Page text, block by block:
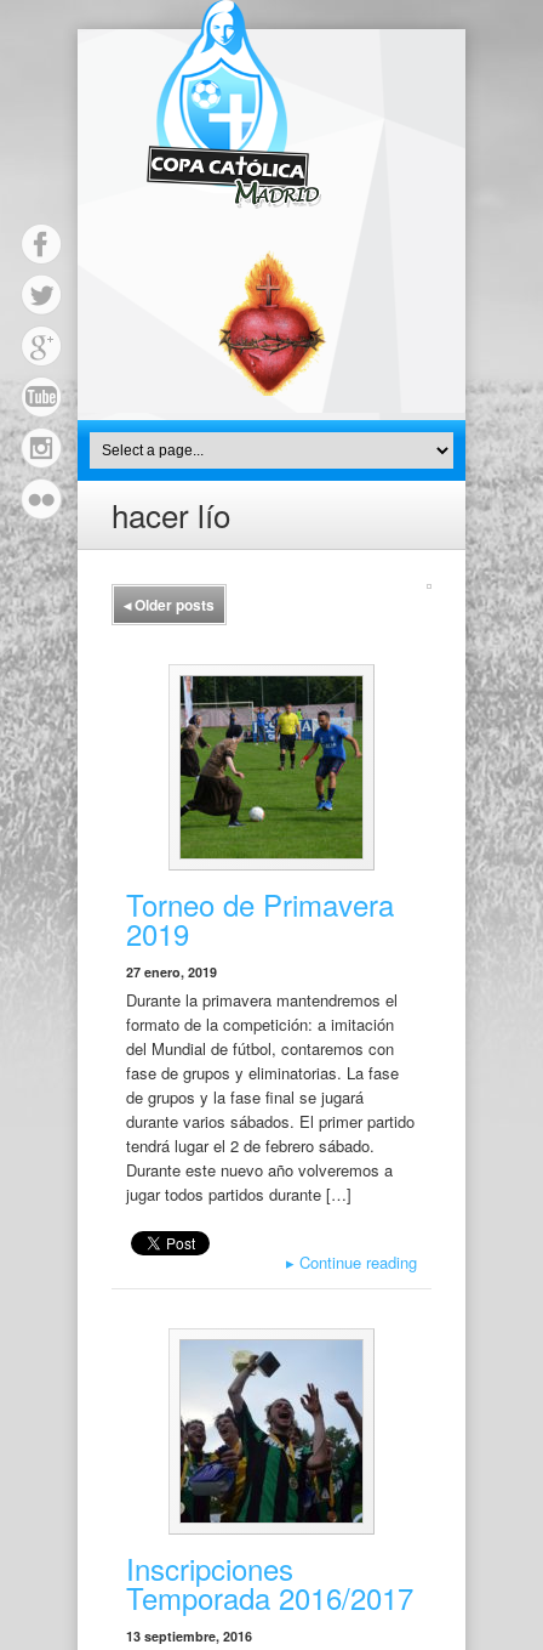
hacer lío
◂Older posts
Torneo de Primavera
2019
27 enero, 2019
Durante la primavera mantendremos el
formato de la competición: a imitación
del Mundial de fútbol, contaremos con
fase de grupos y eliminatorias. La fase
de grupos y la fase final se jugará
durante varios sábados. El primer partido
tendrá lugar el 2 de febrero sábado.
Durante este nuevo año volveremos a
jugar todos partidos durante […]
▸ Continue reading
Inscripciones
Temporada 2016/2017
13 septiembre, 2016